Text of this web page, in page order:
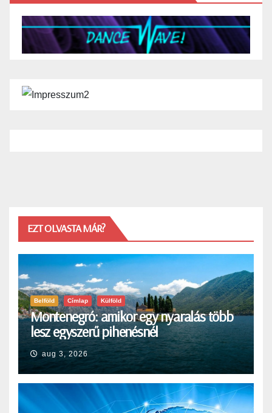
EZT OLVASTA MÁR?
Belföld Címlap Külföld
Montenegró: amikor egy nyaralás több
lesz egyszerű pihenésnél
aug 3, 2026